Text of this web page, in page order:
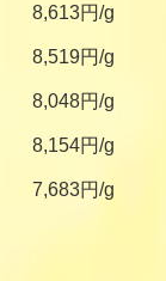
8,613円/g
8,519円/g
8,048円/g
8,154円/g
7,683円/g